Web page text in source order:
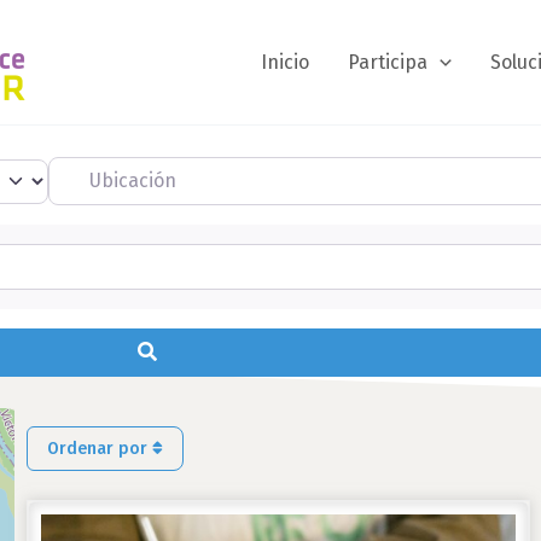
Inicio Participa
Ubicación
Ordenar por